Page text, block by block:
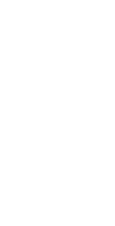
con
enfatiza su
identidad,
personal.
que…